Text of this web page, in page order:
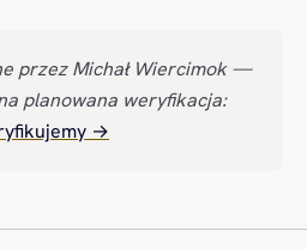
przez Michał Wiercimok —
planowana weryfikacja:
→